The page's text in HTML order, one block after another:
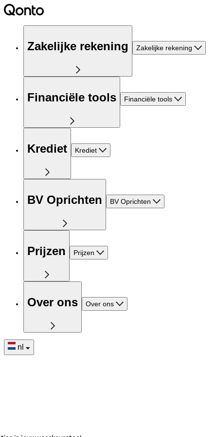
Zakelijke rekening Zakelijke rekening
Financiële tools Financiële tools
Krediet Krediet
BV Oprichten BV Oprichten
Prijzen Prijzen
Over ons Over ons
nl